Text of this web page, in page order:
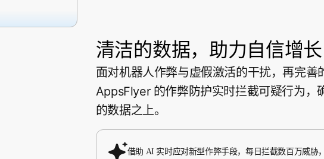
清洁的数据，助力自信增长
面对机器人作弊与虚假激活的干扰，再完善
AppsFlyer 的作弊防护实时拦截可疑行为，
的数据之上。
借助 AI 实时应对新型作弊手段，每日拦截数百万威胁